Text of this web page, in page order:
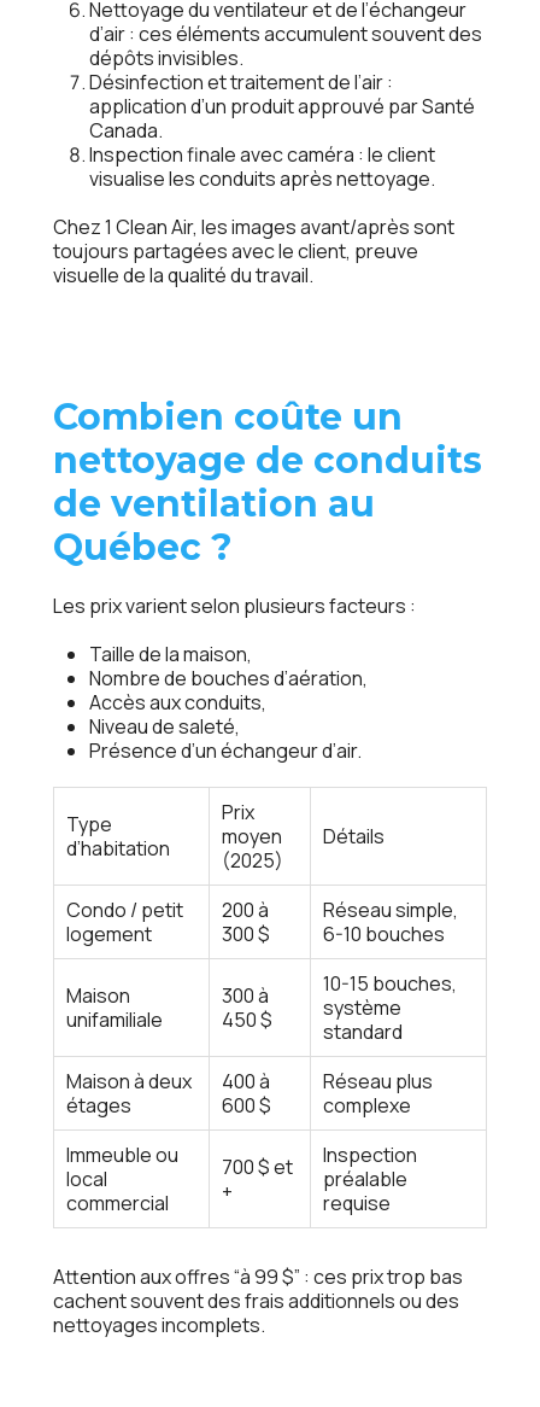
Nettoyage du ventilateur et de l’échangeur
d’air: ces éléments accumulent souvent des
dépôts invisibles.
Désinfection et traitement de l’air:
application d’un produit approuvé par Santé
Canada.
Inspection finale avec caméra : le client
visualise les conduits après nettoyage.
Chez 1 Clean Air, les images avant/après sont
toujours partagées avec le client, preuve
visuelle de la qualité du travail.
Combien coûte un
nettoyage de conduits
de ventilation au
Québec ?
Les prix varient selon plusieurs facteurs :
Taille de la maison,
Nombre de bouches d’aération,
Accès aux conduits,
Niveau de saleté,
Présence d’un échangeur d’air.
Type
d’habitation
Prix
moyen
(2025)
Détails
Condo / petit
logement
200 à
300 $
Réseau simple,
6-10 bouches
Maison
unifamiliale
300 à
450 $
10-15 bouches,
système
standard
Maison à deux
étages
400 à
600 $
Réseau plus
complexe
Immeuble ou
local
commercial
700 $ et
+
Inspection
préalable
requise
Attention aux offres “à 99 $” : ces prix trop bas
cachent souvent des frais additionnels ou des
nettoyages incomplets.